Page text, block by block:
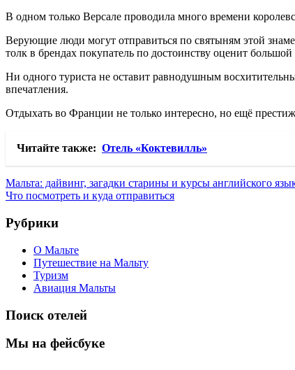
В одном только Версале проводила много времени
Верующие люди могут отправиться по святыням этой
толк в брендах покупатель по достоинству оценит
Ни одного туриста не оставит равнодушным
впечатления.
Отдыхать во Франции не только интересно, но ещё
Читайте также: Отель «Коктевилль»
Навигация
по
записям
Предыдущая
запись:
Мальта: дайвинг, загадки старины и курсы английского
Следующая
Что посмотреть и куда отправиться
Рубрики
О Мальте
Путешествие на Мальту
Туризм
Авиация Мальты
Поиск отелей
Мы на фейсбуке